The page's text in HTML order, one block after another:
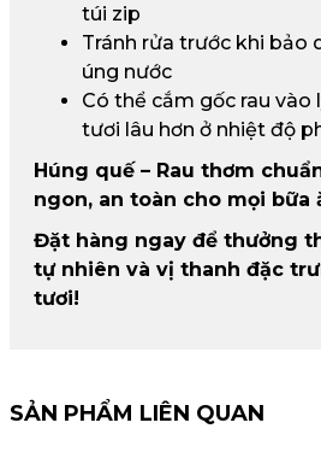
túi zip
Tránh rửa trước khi bảo
úng nước
Có thể cắm gốc rau vào
tươi lâu hơn ở nhiệt độ
Húng quế – Rau thơm
ngon, an toàn cho mọi bữa
Đặt hàng ngay để thưởng
tự nhiên và vị thanh đặc
tươi!
SẢN PHẨM LIÊN QUAN